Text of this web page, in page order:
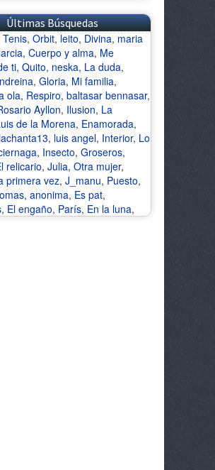
Últimas Búsquedas
Tenis, Orbit, leito, Divina, maria
, Cuerpo y alma, Me
ti, Quito, neska, La duda,
, Gloria, Mi familia,
ola, Respiro, baltasar bennasar,
Ayllon, Ilusion, La
de la Morena, Enamorada,
lachanta13, luis angel, Interior, Lo
, Insecto, Groseros,
relicario, Julia, Otra mujer,
primera vez, J_manu, Puesto,
, anonima, Es pat,
, El engaño, París, En la luna,